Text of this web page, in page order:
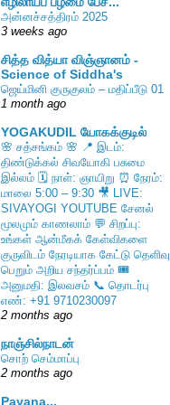
அன்னச்சத்திரம் 2025
3 weeks ago
சித்த வித்யா விஞ்ஞானம் -
Science of Siddha's
ஜெய்மினி குருகுலம் – மதிப்பீடு 01
1 month ago
YOGAKUDIL யோகக்குடில்
🌸 சத்சங்கம் 🌸 📍 இடம்:
திண்டுக்கல் சிவயோகி பசுமை
இல்லம் 🗓️ நாள்: ஞாயிறு ⏰ நேரம்:
மாலை 5:00 – 9:30 🎥 LIVE:
SIVAYOGI YOUTUBE சேனல்
மூலமும் காணலாம் 💬 சிறப்பு:
உங்கள் ஆன்மீகக் கேள்விகளை
குருவிடம் நேரடியாக கேட்டு தெளிவு
பெறும் அறிய சந்தர்ப்பம் 🎟️
அனுமதி: இலவசம் 📞 தொடர்பு
எண்: +91 9710230097
2 months ago
நாஞ்சில்நாடன்
சொற் செம்மாப்பு
2 months ago
Payana...